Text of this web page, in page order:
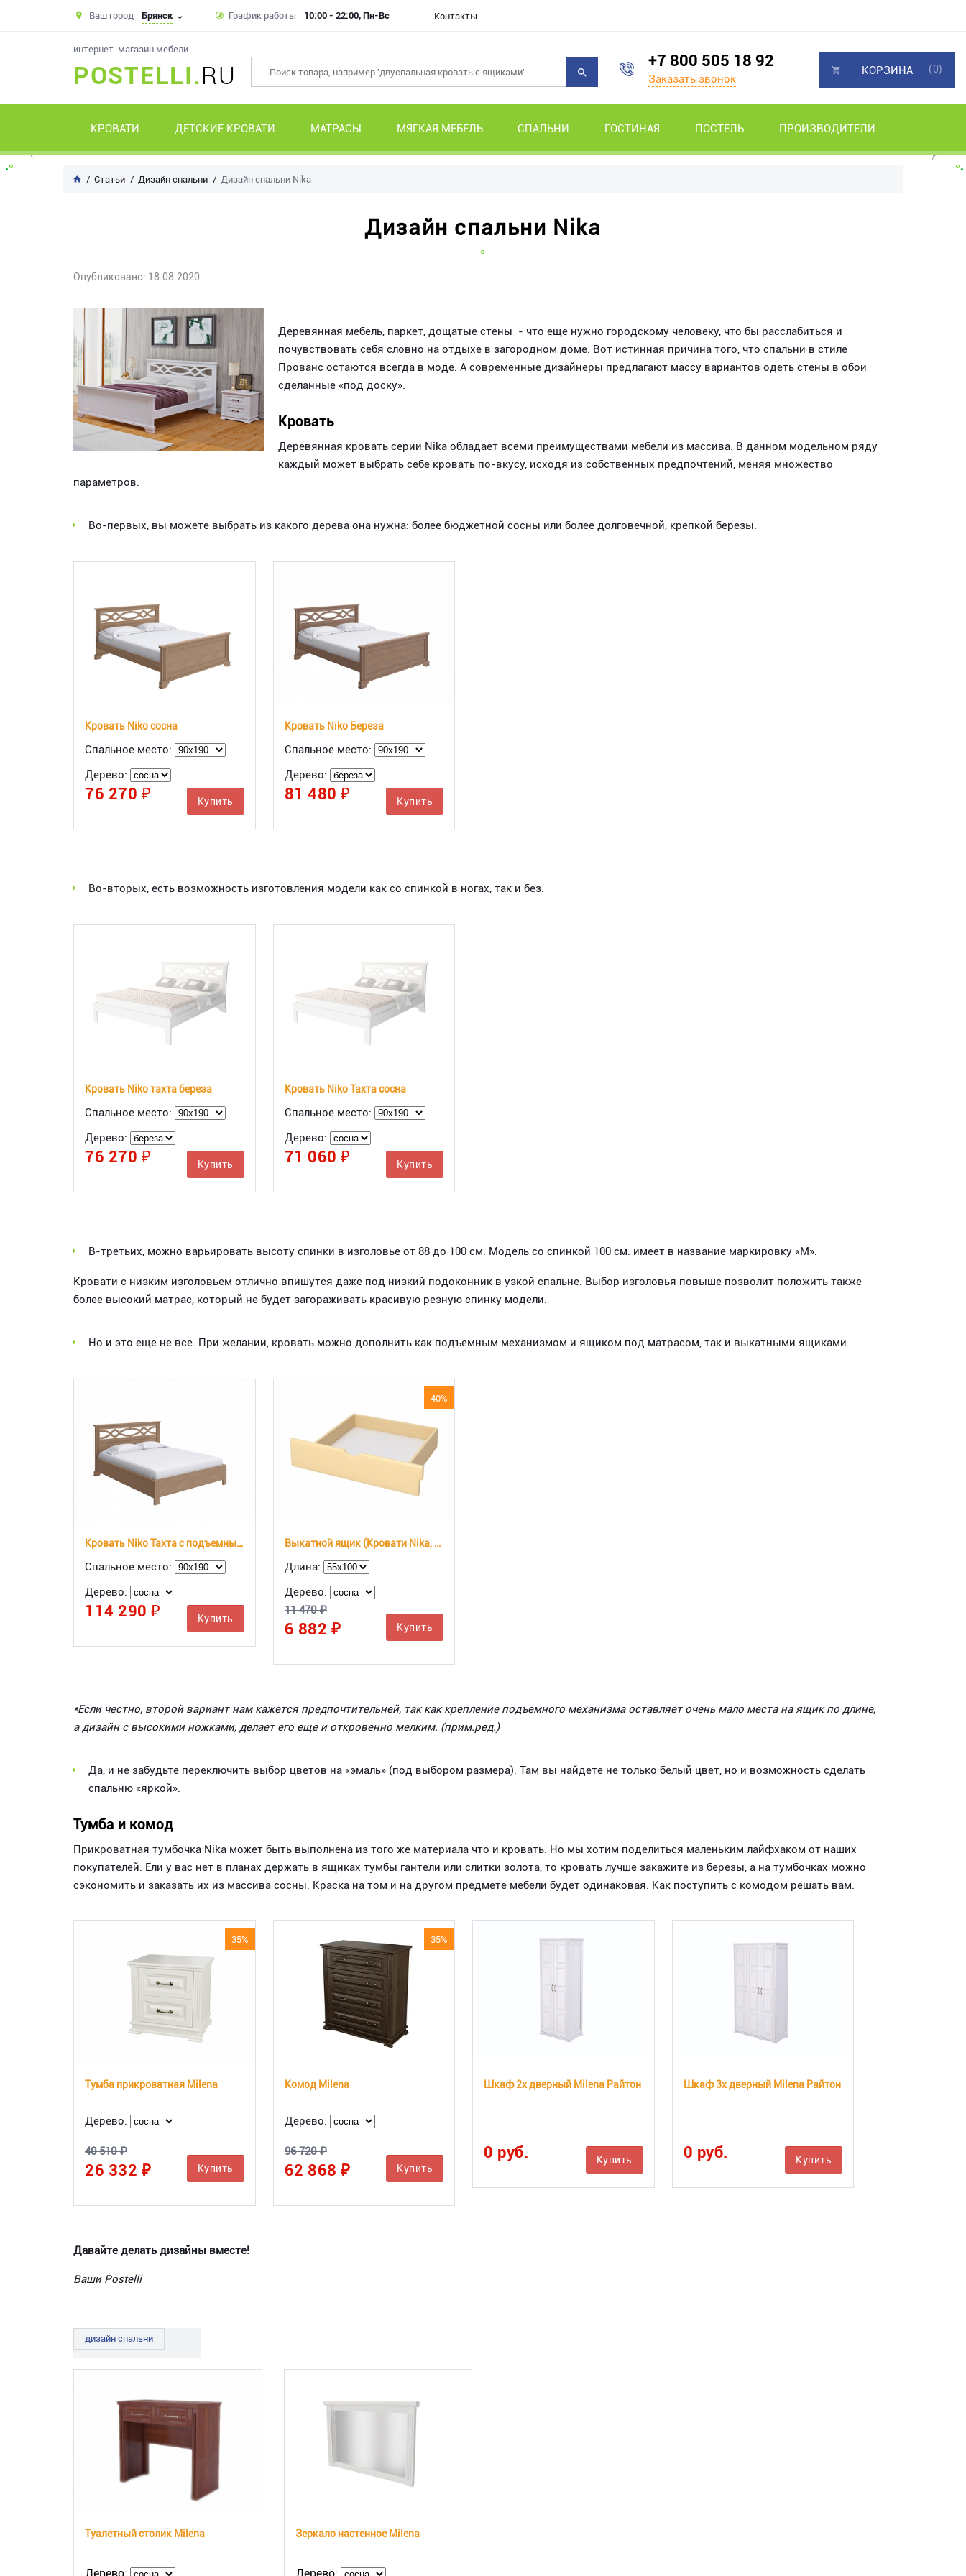
Ваш город Брянск График работы 10:00 - 22:00, Пн-Вс Контакты
интернет-магазин мебели
POSTELLI.RU
+7 800 505 18 92
Заказать звонок
КРОВАТИ ДЕТСКИЕ КРОВАТИ МАТРАСЫ МЯГКАЯ МЕБЕЛЬ СПАЛЬНИ ГОСТИНАЯ ПОСТЕЛЬ ПРОИЗВОДИТЕЛИ
КОРЗИНА (0)
Статьи Дизайн спальни Дизайн спальни Nika
Дизайн спальни Nika
Опубликовано: 18.08.2020
Деревянная мебель, паркет, дощатые стены - что еще нужно городскому человеку, что бы расслабиться и
почувствовать себя словно на отдыхе в загородном доме. Вот истинная причина того, что спальни в стиле
Прованс остаются всегда в моде. А современные дизайнеры предлагают массу вариантов одеть стены в обои
сделанные «под доску».
Кровать
Деревянная кровать серии Nika обладает всеми преимуществами мебели из массива. В данном модельном ряду
каждый может выбрать себе кровать по-вкусу, исходя из собственных предпочтений, меняя множество
параметров.
Во-первых, вы можете выбрать из какого дерева она нужна: более бюджетной сосны или более долговечной, крепкой березы.
Кровать Niko сосна
Спальное место:
Дерево:
76 270 ₽ Купить
Кровать Niko Береза
Спальное место:
Дерево:
81 480 ₽ Купить
Во-вторых, есть возможность изготовления модели как со спинкой в ногах, так и без.
Кровать Niko тахта береза
Спальное место:
Дерево:
76 270 ₽ Купить
Кровать Niko Тахта сосна
Спальное место:
Дерево:
71 060 ₽ Купить
В-третьих, можно варьировать высоту спинки в изголовье от 88 до 100 см. Модель со спинкой 100 см. имеет в название маркировку «М».
Кровати с низким изголовьем отлично впишутся даже под низкий подоконник в узкой спальне. Выбор изголовья повыше позволит положить также
более высокий матрас, который не будет загораживать красивую резную спинку модели.
Но и это еще не все. При желании, кровать можно дополнить как подъемным механизмом и ящиком под матрасом, так и выкатными ящиками.
Кровать Niko Тахта с подъемным механизмом
Спальное место:
Дерево:
114 290 ₽ Купить
40%
Выкатной ящик (Кровати Nika, Milena)
Длина:
Дерево:
11 470 ₽
6 882 ₽ Купить
*Если честно, второй вариант нам кажется предпочтительней, так как крепление подъемного механизма оставляет очень мало места на ящик по длине,
а дизайн с высокими ножками, делает его еще и откровенно мелким. (прим.ред.)
Да, и не забудьте переключить выбор цветов на «эмаль» (под выбором размера). Там вы найдете не только белый цвет, но и возможность сделать
спальню «яркой».
Тумба и комод
Прикроватная тумбочка Nika может быть выполнена из того же материала что и кровать. Но мы хотим поделиться маленьким лайфхаком от наших
покупателей. Ели у вас нет в планах держать в ящиках тумбы гантели или слитки золота, то кровать лучше закажите из березы, а на тумбочках можно
сэкономить и заказать их из массива сосны. Краска на том и на другом предмете мебели будет одинаковая. Как поступить с комодом решать вам.
35%
Тумба прикроватная Milena
Дерево:
40 510 ₽
26 332 ₽ Купить
35%
Комод Milena
Дерево:
96 720 ₽
62 868 ₽ Купить
Шкаф 2х дверный Milena Райтон
0 руб. Купить
Шкаф 3х дверный Milena Райтон
0 руб. Купить
Давайте делать дизайны вместе!
Ваши Postelli
дизайн спальни
Туалетный столик Milena Зеркало настенное Milena